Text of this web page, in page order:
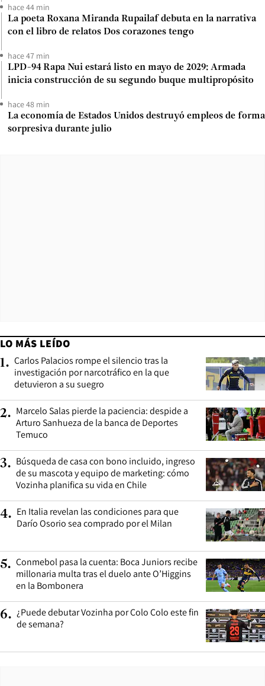
hace 44 min
La poeta Roxana Miranda Rupailaf debuta en la narrativa
con el libro de relatos Dos corazones tengo
hace 47 min
LPD-94 Rapa Nui estará listo en mayo de 2029: Armada
inicia construcción de su segundo buque multipropósito
hace 48 min
La economía de Estados Unidos destruyó empleos de forma
sorpresiva durante julio
LO MÁS LEÍDO
1. Carlos Palacios rompe el silencio tras la
investigación por narcotráfico en la que
detuvieron a su suegro
2. Marcelo Salas pierde la paciencia: despide a
Arturo Sanhueza de la banca de Deportes
Temuco
3. Búsqueda de casa con bono incluido, ingreso
de su mascota y equipo de marketing: cómo
Vozinha planifica su vida en Chile
4. En Italia revelan las condiciones para que
Darío Osorio sea comprado por el Milan
5. Conmebol pasa la cuenta: Boca Juniors recibe
millonaria multa tras el duelo ante O’Higgins
en la Bombonera
6. ¿Puede debutar Vozinha por Colo Colo este fin
de semana?